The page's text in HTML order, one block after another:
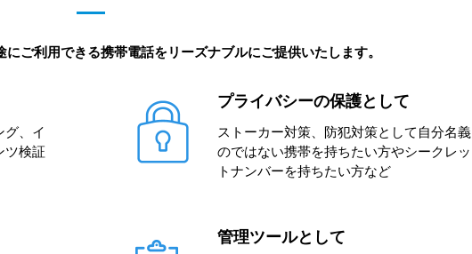
ご利用できる携帯電話をリーズナブルにご提供いたします。
グ、イ
ツ検証
プライバシーの保護として
ストーカー対策、防犯対策として自分名義
のではない携帯を持ちたい方やシークレッ
トナンバーを持ちたい方など
管理ツールとして